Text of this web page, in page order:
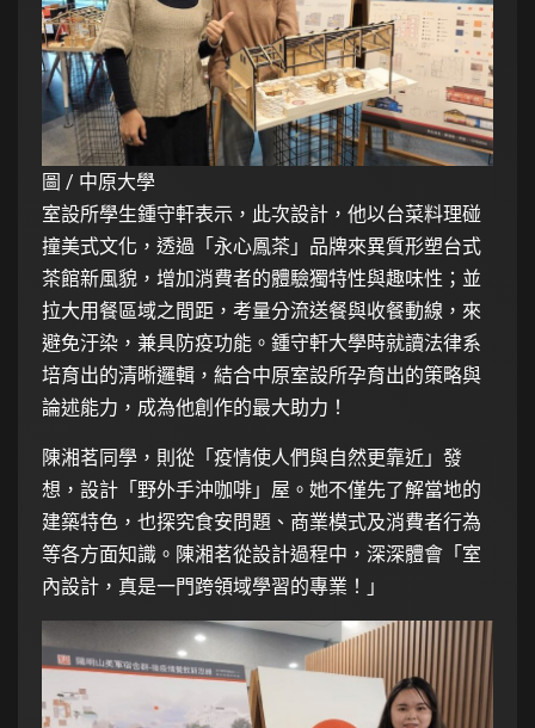
圖 / 中原大學
室設所學生鍾守軒表示，此次設計，他以台菜料理碰
撞美式文化，透過「永心鳳茶」品牌來異質形塑台式
茶館新風貌，增加消費者的體驗獨特性與趣味性；並
拉大用餐區域之間距，考量分流送餐與收餐動線，來
避免汙染，兼具防疫功能。鍾守軒大學時就讀法律系
培育出的清晰邏輯，結合中原室設所孕育出的策略與
論述能力，成為他創作的最大助力！
陳湘茗同學，則從「疫情使人們與自然更靠近」發
想，設計「野外手沖咖啡」屋。她不僅先了解當地的
建築特色，也探究食安問題、商業模式及消費者行為
等各方面知識。陳湘茗從設計過程中，深深體會「室
內設計，真是一門跨領域學習的專業！」